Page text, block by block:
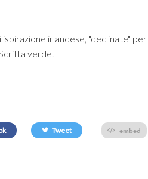
irlandese, "declinate"
verde.
Tweet embed